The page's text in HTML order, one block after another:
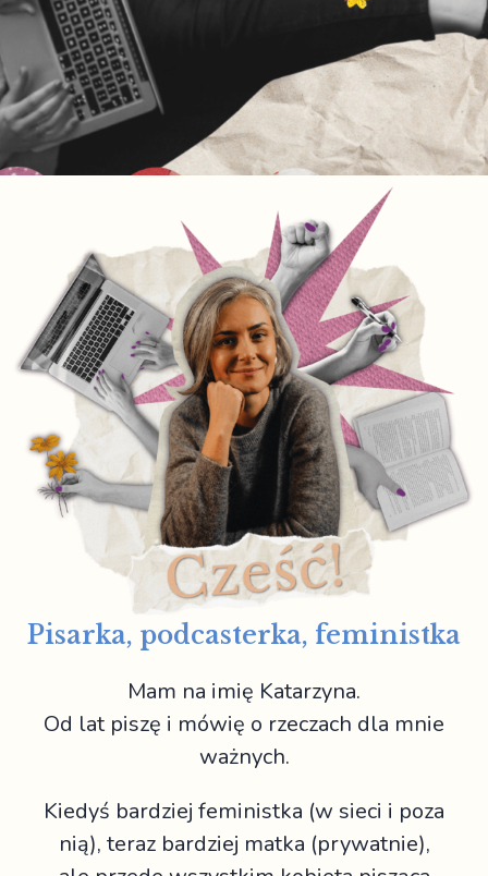
SILNA, INSPIRUJĄCA, KOBIECA
MARKA
Jako kobieta, która z powodzeniem łączy rolę matki
z dynamiczną karierą zawodową, wiem, jak ważna jest
wizja sprawczości. Moja obecność na Twojej scenie,
w Twoich mediach, w Twojej marce to mocny akcent,
który pokazuje siłę kobiet we współczesnym świecie.
Zapisz się do newslettera, aby poznać moje wartości.
dołącz do newslettera
Pisarka, podcasterka, feministka
Mam na imię Katarzyna.
Od lat piszę i mówię o rzeczach dla mnie
ważnych.
Kiedyś bardziej feministka (w sieci i poza
nią), teraz bardziej matka (prywatnie),